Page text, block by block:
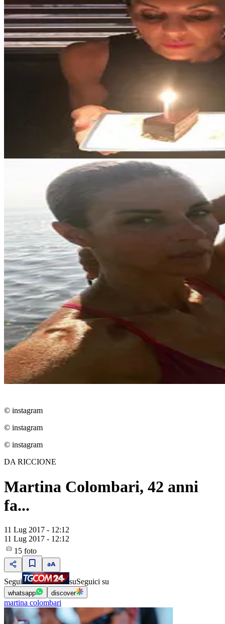
© instagram
© instagram
© instagram
DA RICCIONE
Martina Colombari, 42 anni
fa...
11 Lug 2017 - 12:12
11 Lug 2017 - 12:12
15 foto
Segui suSeguici su
whatsapp discover
martina colombari